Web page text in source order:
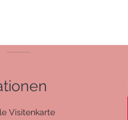
Visitenkarte